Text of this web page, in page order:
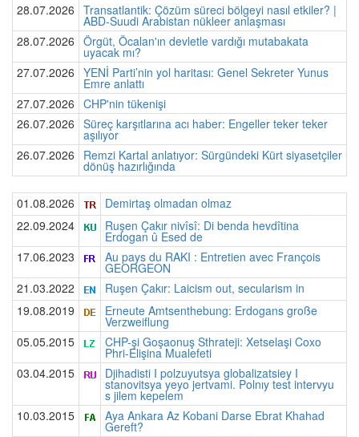
28.07.2026 Transatlantik: Çözüm süreci bölgeyi nasıl etkiler? |
ABD-Suudi Arabistan nükleer anlaşması
28.07.2026 Örgüt, Öcalan'ın devletle vardığı mutabakata
uyacak mı?
27.07.2026 YENİ Parti’nin yol haritası: Genel Sekreter Yunus
Emre anlattı
27.07.2026 CHP'nin tükenişi
26.07.2026 Süreç karşıtlarına acı haber: Engeller teker teker
aşılıyor
26.07.2026
Remzi Kartal anlatıyor: Sürgündeki Kürt siyasetçiler
dönüş hazırlığında
01.08.2026
Demirtaş olmadan olmaz
22.09.2024
Ruşen Çakır nivîsî: Di benda hevdîtina
Erdogan û Esed de
17.06.2023
Au pays du RAKI : Entretien avec François
GEORGEON
21.03.2022
Ruşen Çakır: Laicism out, secularism in
19.08.2019
Erneute Amtsenthebung: Erdogans große
Verzweiflung
05.05.2015
CHP-şi Goşaonuş Sthrateji: Xetselaşi Coxo
Phri-Elişina Mualefeti
03.04.2015
Djihadisti I polzuyutsya globalizatsiey I
stanovitsya yeyo jertvami. Polnıy test intervyu
s jilem kepelem
10.03.2015
Aya Ankara Az Kobani Darse Ebrat Khahad
Gereft?